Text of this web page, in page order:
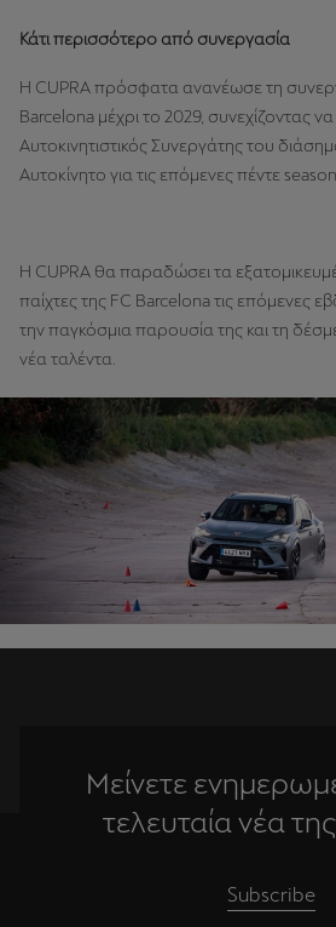
Κάτι περισσότερο από συνεργασία
H CUPRA πρόσφατα ανανέωσε τη
Barcelona μέχρι το 2029, συνεχίζοντας
Αυτοκινητιστικός Συνεργάτης του
Αυτοκίνητο για τις επόμενες πέντε
Η CUPRA θα παραδώσει τα
παίχτες της FC Barcelona τις επόμενες
την παγκόσμια παρουσία της και τη
νέα ταλέντα.
Μείνετε
τελευταία νέα
Subscribe